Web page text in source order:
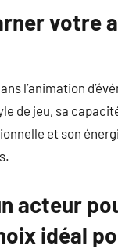
votre
l’animation
de jeu, sa
et son
acteur
idéal